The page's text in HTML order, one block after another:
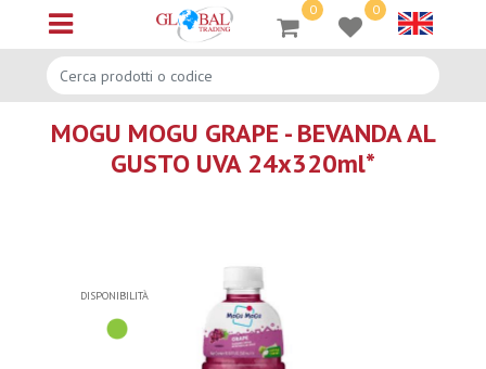
Open menu
0 0
MOGU MOGU GRAPE - BEVANDA AL
GUSTO UVA 24x320ml*
DISPONIBILITÀ